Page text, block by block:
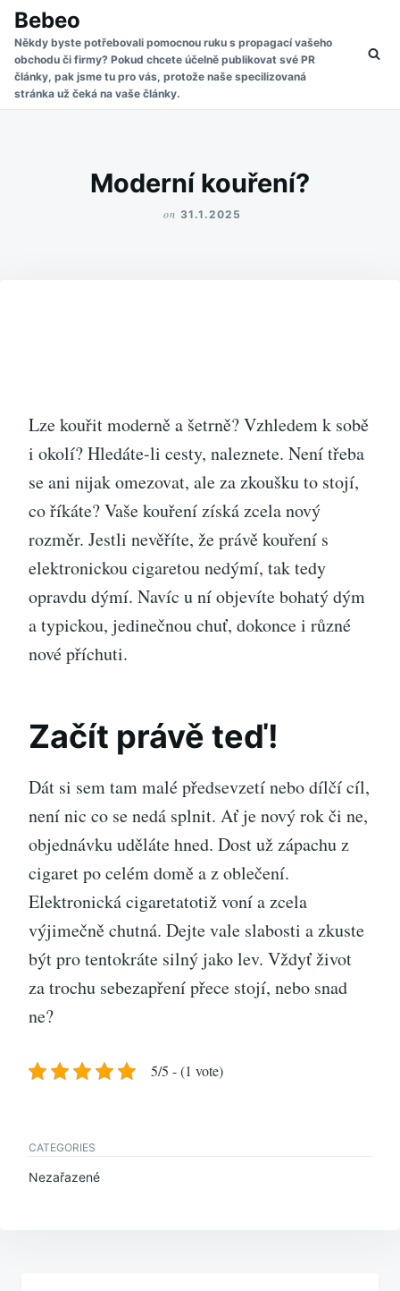
Skip
content
Search
for:
Bebeo
Někdy byste potřebovali pomocnou ruku s propagací vašeho
obchodu či firmy? Pokud chcete účelně publikovat své PR
články, pak jsme tu pro vás, protože naše specilizovaná
stránka už čeká na vaše články.
Moderní kouření?
on 31.1.2025
Lze kouřit moderně a šetrně? Vzhledem k sobě
i okolí? Hledáte-li cesty, naleznete. Není třeba
se ani nijak omezovat, ale za zkoušku to stojí,
co říkáte? Vaše kouření získá zcela nový
rozměr. Jestli nevěříte, že právě kouření s
elektronickou cigaretounedýmí, tak tedy
opravdu dýmí. Navíc u ní objevíte bohatý dým
a typickou, jedinečnou chuť, dokonce i různé
nové příchuti.
Začít právě teď!
Dát si sem tam malé předsevzetí nebo dílčí cíl,
není nic co se nedá splnit. Ať je nový rok či ne,
objednávku uděláte hned. Dost už zápachu z
cigaret po celém domě a z oblečení.
Elektronická cigaretatotiž voní a zcela
výjimečně chutná. Dejte vale slabosti a zkuste
být pro tentokráte silný jako lev. Vždyť život
za trochu sebezapření přece stojí, nebo snad
ne?
5/5 - (1 vote)
CATEGORIES
Nezařazené